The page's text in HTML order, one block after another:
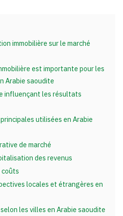
immobilière sur le marché
est importante pour les
Arabie saoudite
influençant les résultats
utilisées en Arabie
de marché
des revenus
coûts
locales et étrangères en
les villes en Arabie saoudite